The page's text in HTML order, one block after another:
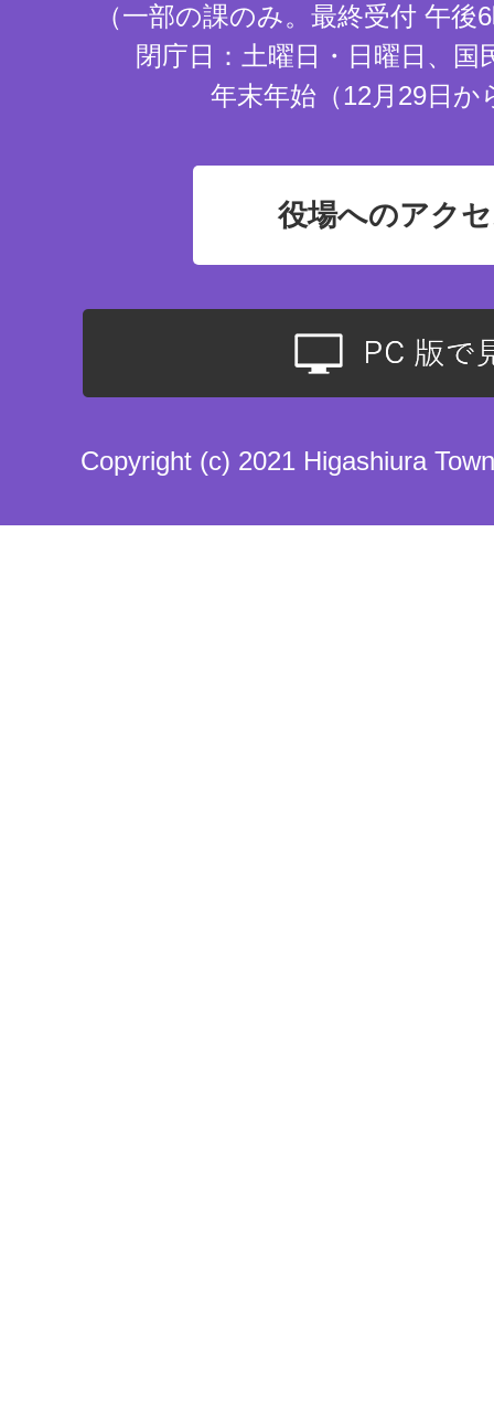
（一部の課のみ。最終受付 午
閉庁日：土曜日・日曜日、国
年末年始（12月29日か
役場へのアク
Copyright (c) 2021 Higashiura